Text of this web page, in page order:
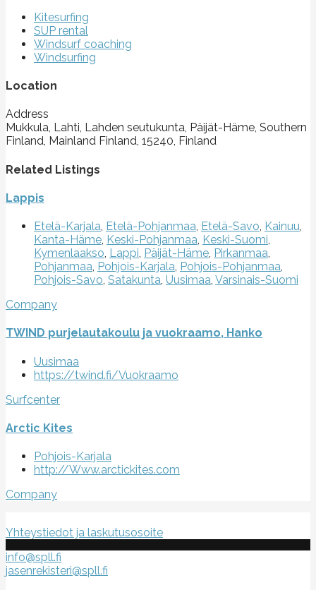
Kitesurfing
SUP rental
Windsurf coaching
Windsurfing
Location
Address
Mukkula, Lahti, Lahden seutukunta, Päijät-Häme, Southern
Finland, Mainland Finland, 15240, Finland
Related Listings
Lappis
Etelä-Karjala, Etelä-Pohjanmaa, Etelä-Savo, Kainuu,
Kanta-Häme, Keski-Pohjanmaa, Keski-Suomi,
Kymenlaakso, Lappi, Päijät-Häme, Pirkanmaa,
Pohjanmaa, Pohjois-Karjala, Pohjois-Pohjanmaa,
Pohjois-Savo, Satakunta, Uusimaa, Varsinais-Suomi
Company
TWIND purjelautakoulu ja vuokraamo, Hanko
Uusimaa
https://twind.fi/Vuokraamo
Surfcenter
Arctic Kites
Pohjois-Karjala
http://Www.arctickites.com
Company
Yhteystiedot ja laskutusosoite
info@spll.fi
jasenrekisteri@spll.fi